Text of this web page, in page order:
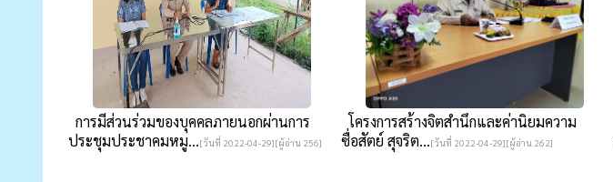
การมีส่วนร่วมของบุคคลภายนอกผ่านการ
ประชุมประชาคมหมู...[วันที่ 2022-04-29][ผู้อ่าน 256]
โครงการสร้างจิตสำนึกและค่านิยมความ
ซื่อสัตย์ สุจริต...[วันที่ 2022-04-29][ผู้อ่าน 262]